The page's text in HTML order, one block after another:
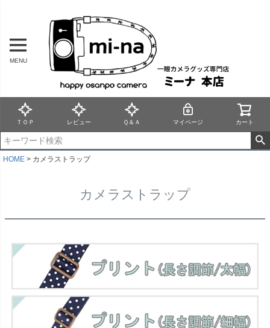
MENU
ＴＯＰ レビュー Ｑ＆Ａ マイページ カート
HOME カメラストラップ
カメラストラップ